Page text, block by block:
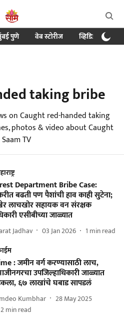
पुणे वेब स्टोरीज व्हिडिओ
taking bribe
on Caught red-handed taking
photos & video about Caught
TV
Department Bribe Case:
बढती पण पैशांची हाव काही सुटेना;
लाचखोर सहायक वन संरक्षक
एसीबीच्या जाळ्यात
Jadhav 03 Jan 2026 1 min read
: जमीन वर्ग करण्यासाठी लाच,
उपजिल्हाधिकारी जाळ्यात
६७ लाखांचे घबाड सापडलं
Kumbhar
28 May 2025
2min read